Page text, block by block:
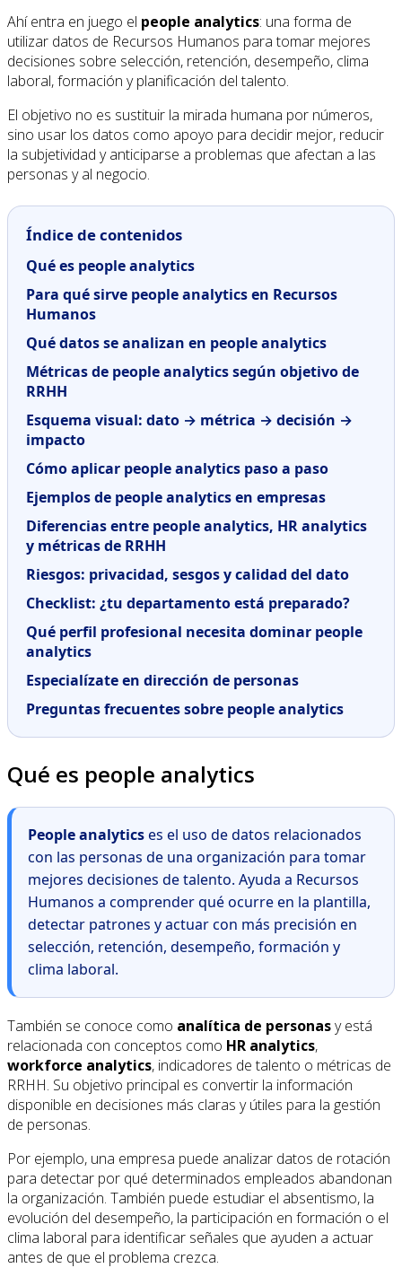
Ahí entra en juego el people analytics: una forma de
utilizar datos de Recursos Humanos para tomar mejores
decisiones sobre selección, retención, desempeño, clima
laboral, formación y planificación del talento.
El objetivo no es sustituir la mirada humana por números,
sino usar los datos como apoyo para decidir mejor, reducir
la subjetividad y anticiparse a problemas que afectan a las
personas y al negocio.
Índice de contenidos
Qué es people analytics
Para qué sirve people analytics en Recursos
Humanos
Qué datos se analizan en people analytics
Métricas de people analytics según objetivo de
RRHH
Esquema visual: dato → métrica → decisión →
impacto
Cómo aplicar people analytics paso a paso
Ejemplos de people analytics en empresas
Diferencias entre people analytics, HR analytics
y métricas de RRHH
Riesgos: privacidad, sesgos y calidad del dato
Checklist: ¿tu departamento está preparado?
Qué perfil profesional necesita dominar people
analytics
Especialízate en dirección de personas
Preguntas frecuentes sobre people analytics
Qué es people analytics
People analyticses el uso de datos relacionados
con las personas de una organización para tomar
mejores decisiones de talento. Ayuda a Recursos
Humanos a comprender qué ocurre en la plantilla,
detectar patrones y actuar con más precisión en
selección, retención, desempeño, formación y
clima laboral.
También se conoce como analítica de personasy está
relacionada con conceptos como HR analytics,
workforce analytics, indicadores de talento o métricas de
RRHH. Su objetivo principal es convertir la información
disponible en decisiones más claras y útiles para la gestión
de personas.
Por ejemplo, una empresa puede analizar datos de rotación
para detectar por qué determinados empleados abandonan
la organización. También puede estudiar el absentismo, la
evolución del desempeño, la participación en formación o el
clima laboral para identificar señales que ayuden a actuar
antes de que el problema crezca.